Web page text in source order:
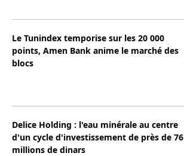
Le Tunindex temporise sur les 20 000
points, Amen Bank anime le marché des
blocs
Delice Holding : l'eau minérale au centre
d'un cycle d'investissement de près de 76
millions de dinars